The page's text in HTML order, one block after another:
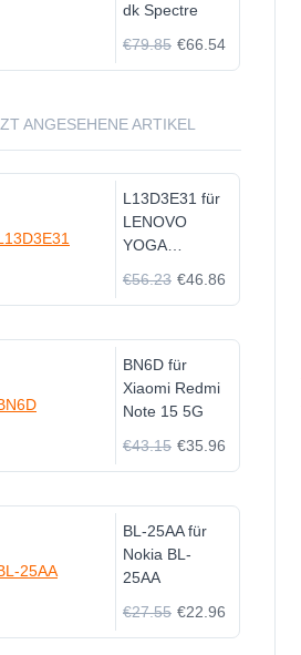
dk Spectre
€79.85 €66.54
ANGESEHENE ARTIKEL
L13D3E31 für
LENOVO
YOGA
€56.23 €46.86
BN6D für
Xiaomi Redmi
Note 15 5G
€43.15 €35.96
BL-25AA für
Nokia BL-
25AA
€27.55 €22.96